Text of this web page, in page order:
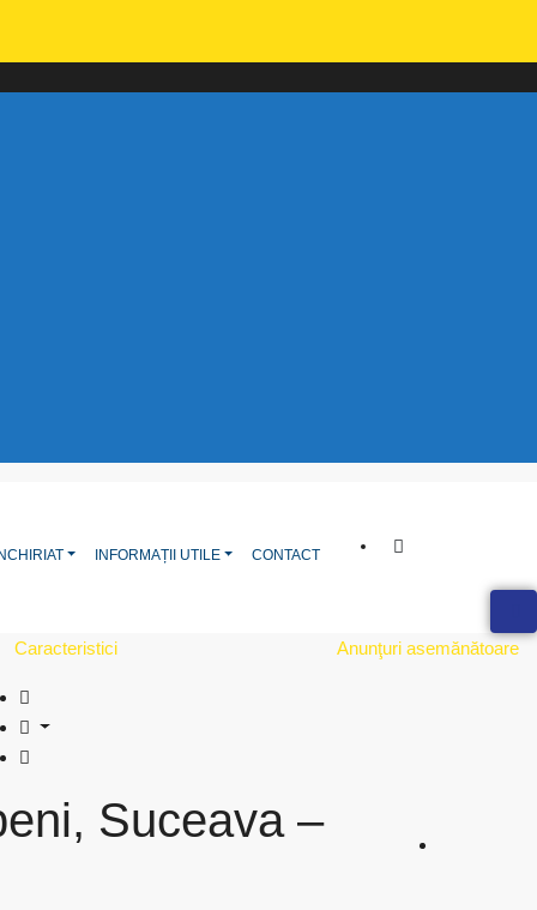
INFORMAȚII UTILE CONTACT
Caracteristici Anunţuri asemănătoare
Suceava –